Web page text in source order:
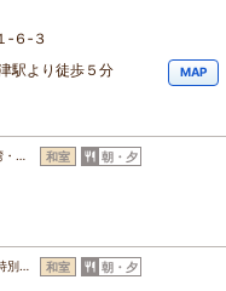
６‐３
駅より徒歩５分 MAP
… 和室 朝・夕
別… 和室 朝・夕